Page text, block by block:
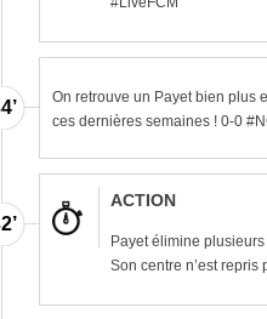
On retrouve un Payet bien plus
ces dernières semaines ! 0-0
ACTION
Payet élimine
Son centre n’est repris